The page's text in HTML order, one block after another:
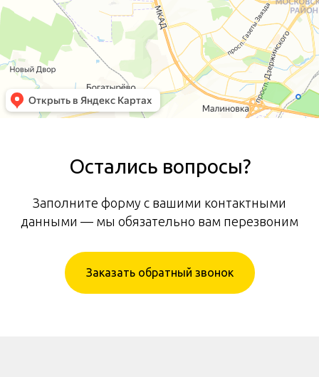
Остались вопросы?
Заполните форму с вашими контактными
данными — мы обязательно вам перезвоним
Заказать обратный звонок